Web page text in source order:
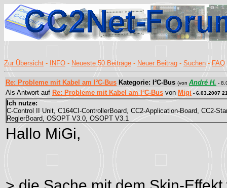
Zur Übersicht - INFO - Neueste 50 Beiträge - Neuer Beitrag - Suchen - FAQ
Re: Probleme mit Kabel am I²C-Bus Kategorie: I²C-Bus (von André H. -
Als Antwort auf Re: Probleme mit Kabel am I²C-Bus von Migi - 6.03.2007
Ich nutze:
C-Control II Unit, C164CI-ControllerBoard, CC2-Application-Board, CC2-
ReglerBoard, OSOPT V3.0, OSOPT V3.1
Hallo MiGi,